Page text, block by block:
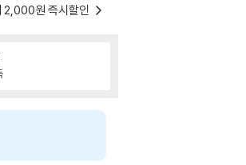
2,000원 즉시할인